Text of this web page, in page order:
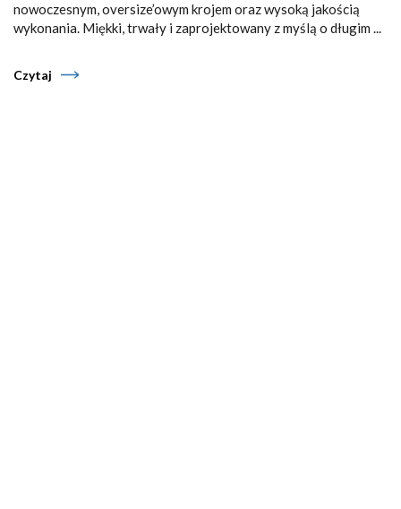
nowoczesnym, oversize’owym krojem oraz wysoką jakością
wykonania. Miękki, trwały i zaprojektowany z myślą o długim ...
Czytaj